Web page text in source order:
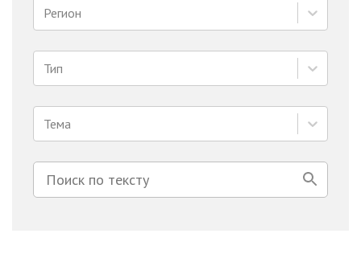
Регион
Тип
Тема